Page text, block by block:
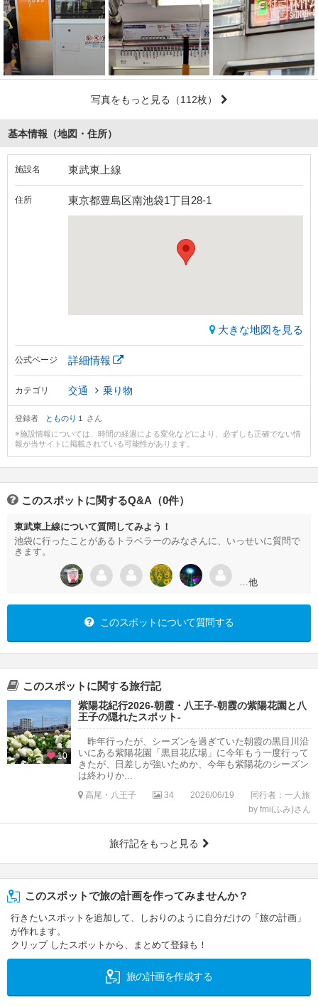
写真をもっと見る （112枚）
基本情報（地図・住所）
施設名 東武東上線
住所 東京都豊島区南池袋1丁目28-1
大きな地図を見る
公式ページ 詳細情報
カテゴリ 交通 乗り物
登録者 とものり１ さん
※施設情報については、時間の経過による変化などにより、必ずしも正確でない情
報が当サイトに掲載されている可能性があります。
このスポットに関するQ&A（0件）
東武東上線について質問してみよう！
池袋に行ったことがあるトラベラーのみなさんに、いっせいに質問で
きます。
…他
このスポットについて質問する
このスポットに関する旅行記
10
紫陽花紀行2026-朝霞・八王子-朝霞の紫陽花園と八
王子の隠れたスポット-
昨年行ったが、シーズンを過ぎていた朝霞の黒目川沿
いにある紫陽花園「黒目花広場」に今年もう一度行って
きたが、日差しが強いためか、今年も紫陽花のシーズン
は終わりか...
高尾・八王子 34 2026/06/19
同行者：一人旅
by fmi(ふみ)さん
旅行記をもっと見る
このスポットで旅の計画を作ってみませんか？
行きたいスポットを追加して、しおりのように自分だけの「旅の計画」
が作れます。
クリップ したスポットから、まとめて登録も！
旅の計画を作成する